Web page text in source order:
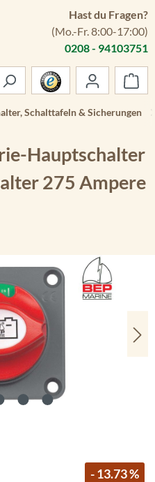
Hast du Fragen?
(Mo.-Fr. 8:00-17:00)
0208 - 94103751
Schalttafeln & Sicherungen
Hauptschalter
275 Ampere
- 13.73 %